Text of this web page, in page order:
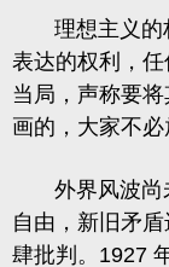
理想主义的
表达的权利，
当局，声称要
画的，大家不必
外界风波尚
自由，新旧矛
肆批判。1927